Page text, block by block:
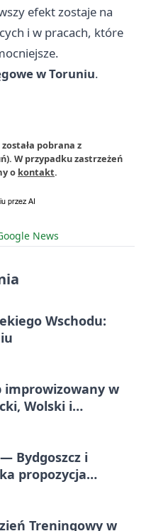
efekt zostaje na
i w pracach, które
w Toruniu.
pobrana z
W przypadku zastrzeżeń
o kontakt.
News
Wschodu:
improwizowany w
Wolski i
Bydgoszcz i
propozycja
Treningowy w